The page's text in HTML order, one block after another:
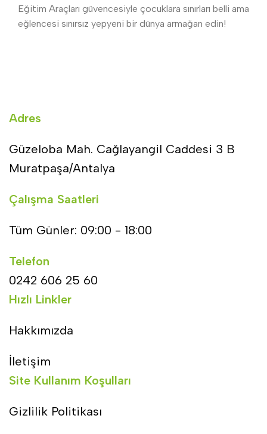
Eğitim Araçları güvencesiyle çocuklara sınırları belli ama
eğlencesi sınırsız yepyeni bir dünya armağan edin!
Adres
Güzeloba Mah. Cağlayangil Caddesi 3 B
Muratpaşa/Antalya
Çalışma Saatleri
Tüm Günler: 09:00 - 18:00
Telefon
0242 606 25 60
Hızlı Linkler
Hakkımızda
İletişim
Site Kullanım Koşulları
Gizlilik Politikası